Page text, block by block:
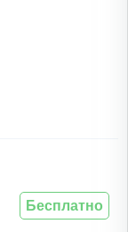
Бесплатно